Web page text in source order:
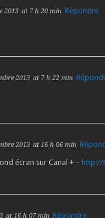
2013 at 7 h 20 min Répondre
2013 at 7 h 22 min
2013 at 16 h 06 min
écran sur Canal + – http://
at 16 h 07 min Répondre